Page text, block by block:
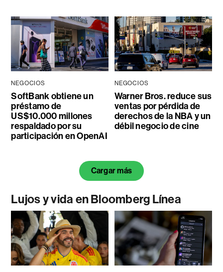
NEGOCIOS
SoftBank obtiene un
préstamo de
US$10.000 millones
respaldado por su
participación en OpenAI
NEGOCIOS
Warner Bros. reduce sus
ventas por pérdida de
derechos de la NBA y un
débil negocio de cine
Cargar más
Lujos y vida en Bloomberg Línea